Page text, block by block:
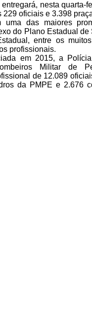
nesta quarta-
229 oficiais e 3.398
uma das maiores
do Plano Estadual de
entre os
profissionais.
em 2015, a
Militar de
de12.089
da PMPE e 2.676